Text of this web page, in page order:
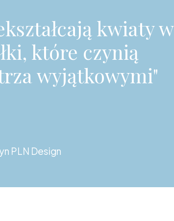
kwiaty w
które czynią
wyjątkowymi"
PLN Design